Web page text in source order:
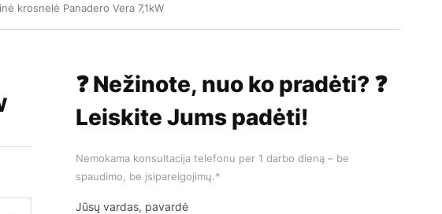
krosnelė Panadero Vera 7,1kW
❓ Nežinote, nuo ko pradėti? ❓
Leiskite Jums padėti!
Nemokama konsultacija telefonu per 1 darbo dieną – be
spaudimo, be įsipareigojimų.*
Jūsų vardas, pavardė